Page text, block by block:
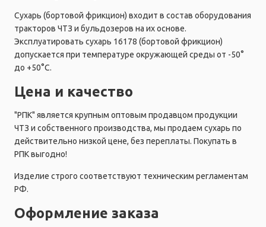
Сухарь (бортовой фрикцион) входит в состав оборудования
тракторов ЧТЗ и бульдозеров на их основе.
Эксплуатировать сухарь 16178 (бортовой фрикцион)
допускается при температуре окружающей среды от -50°
до +50°C.
Цена и качество
"РПК" является крупным оптовым продавцом продукции
ЧТЗ и собственного производства, мы продаем сухарь по
действительно низкой цене, без переплаты. Покупать в
РПК выгодно!
Изделие строго соответствуют техническим регламентам
РФ.
Оформление заказа